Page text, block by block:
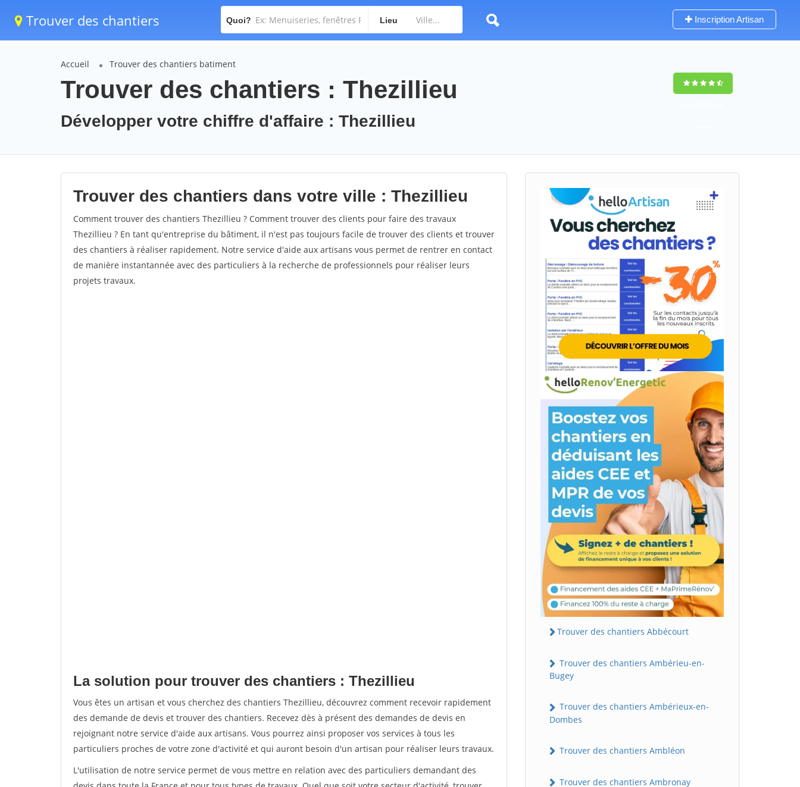
Trouver des chantiers Quoi? Lieu Inscription Artisan
Accueil Trouver des chantiers batiment
Trouver des chantiers : Thezillieu
Développer votre chiffre d'affaire : Thezillieu
Trouver des chantiers dans votre ville : Thezillieu
Comment trouver des chantiers Thezillieu ? Comment trouver des clients pour faire des travaux
Thezillieu ? En tant qu'entreprise du bâtiment, il n'est pas toujours facile de trouver des clients et trouver
des chantiers à réaliser rapidement. Notre service d'aide aux artisans vous permet de rentrer en contact
de manière instantannée avec des particuliers à la recherche de professionnels pour réaliser leurs
projets travaux.
La solution pour trouver des chantiers : Thezillieu
Vous êtes un artisan et vous cherchez des chantiers Thezillieu, découvrez comment recevoir rapidement
des demande de devis et trouver des chantiers. Recevez dès à présent des demandes de devis en
rejoignant notre service d'aide aux artisans. Vous pourrez ainsi proposer vos services à tous les
particuliers proches de votre zone d'activité et qui auront besoin d'un artisan pour réaliser leurs travaux.
L'utilisation de notre service permet de vous mettre en relation avec des particuliers demandant des
Trouver des chantiers Abbécourt
Trouver des chantiers Ambérieu-en-
Bugey
Trouver des chantiers Ambérieux-en-
Dombes
Trouver des chantiers Ambléon
Trouver des chantiers Ambronay